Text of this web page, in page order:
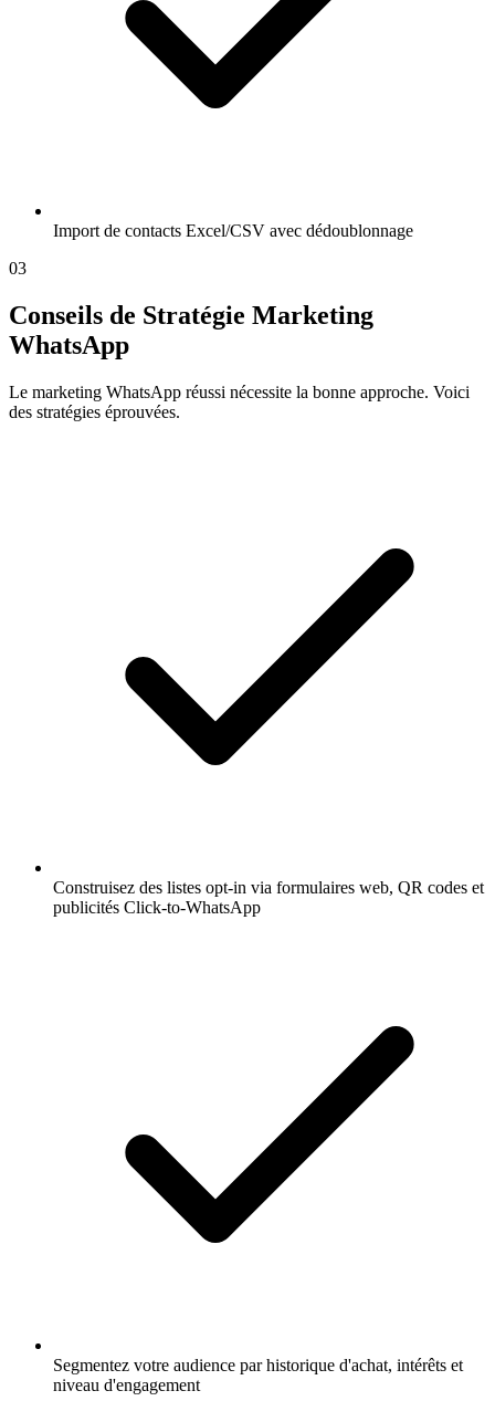
Import de contacts Excel/CSV avec dédoublonnage
03
Conseils de Stratégie Marketing
WhatsApp
Le marketing WhatsApp réussi nécessite la bonne approche. Voici
des stratégies éprouvées.
Construisez des listes opt-in via formulaires web, QR codes et
publicités Click-to-WhatsApp
Segmentez votre audience par historique d'achat, intérêts et
niveau d'engagement